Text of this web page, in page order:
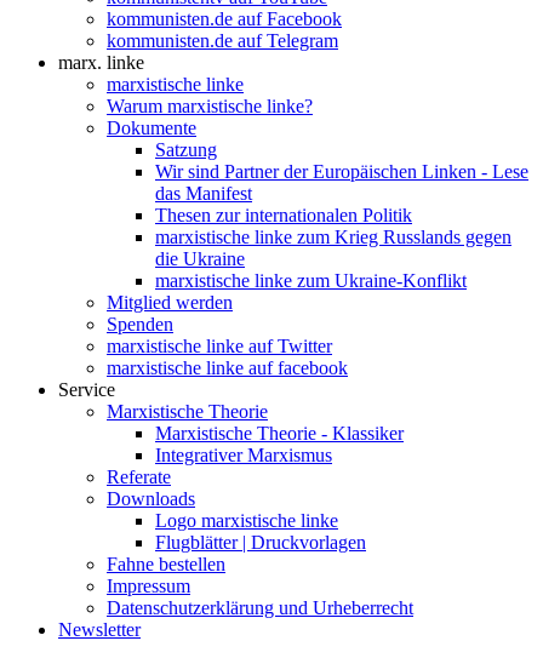
kommunisten.de auf Facebook
kommunisten.de auf Telegram
marx. linke
marxistische linke
Warum marxistische linke?
Dokumente
Satzung
Wir sind Partner der Europäischen Linken - Lese
das Manifest
Thesen zur internationalen Politik
marxistische linke zum Krieg Russlands gegen
die Ukraine
marxistische linke zum Ukraine-Konflikt
Mitglied werden
Spenden
marxistische linke auf Twitter
marxistische linke auf facebook
Service
Marxistische Theorie
Marxistische Theorie - Klassiker
Integrativer Marxismus
Referate
Downloads
Logo marxistische linke
Flugblätter | Druckvorlagen
Fahne bestellen
Impressum
Datenschutzerklärung und Urheberrecht
Newsletter